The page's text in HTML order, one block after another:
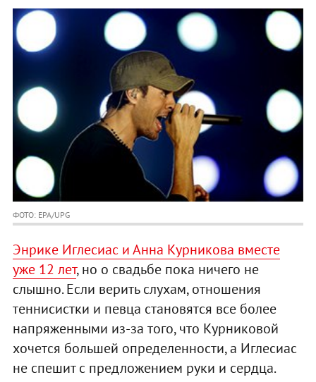
ФОТО: EPA/UPG
Энрике Иглесиас и Анна Курникова вместе
уже 12 лет, но о свадьбе пока ничего не
слышно. Если верить слухам, отношения
теннисистки и певца становятся все более
напряженными из-за того, что Курниковой
хочется большей определенности, а Иглесиас
не спешит с предложением руки и сердца.